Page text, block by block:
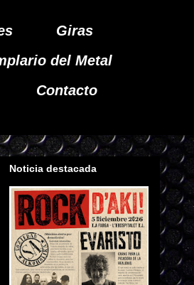
Giras
del Metal
Contacto
Noticia destacada